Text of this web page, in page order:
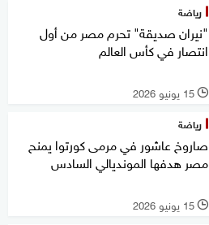
رياضة
"نيران صديقة" تحرم مصر من أول
انتصار في كأس العالم
l 15 يونيو 2026
رياضة
صاروخ عاشور في مرمى كورتوا يمنح
مصر هدفها المونديالي السادس
l 15 يونيو 2026